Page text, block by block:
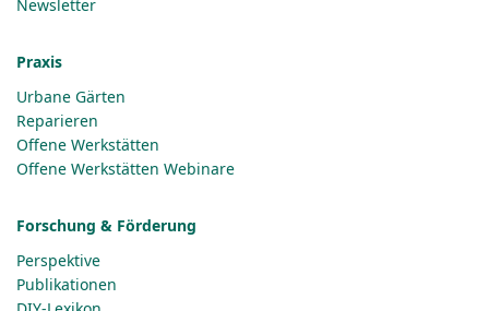
Newsletter
Praxis
Urbane Gärten
Reparieren
Offene Werkstätten
Offene Werkstätten Webinare
Forschung & Förderung
Perspektive
Publikationen